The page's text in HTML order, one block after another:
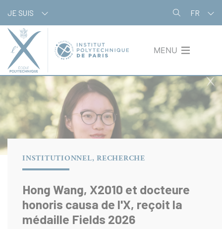
au
contenu
principal
JE SUIS FR
MENU
INSTITUTIONNEL, RECHERCHE
Hong Wang, X2010 et docteure
honoris causa de l'X, reçoit la
médaille Fields 2026